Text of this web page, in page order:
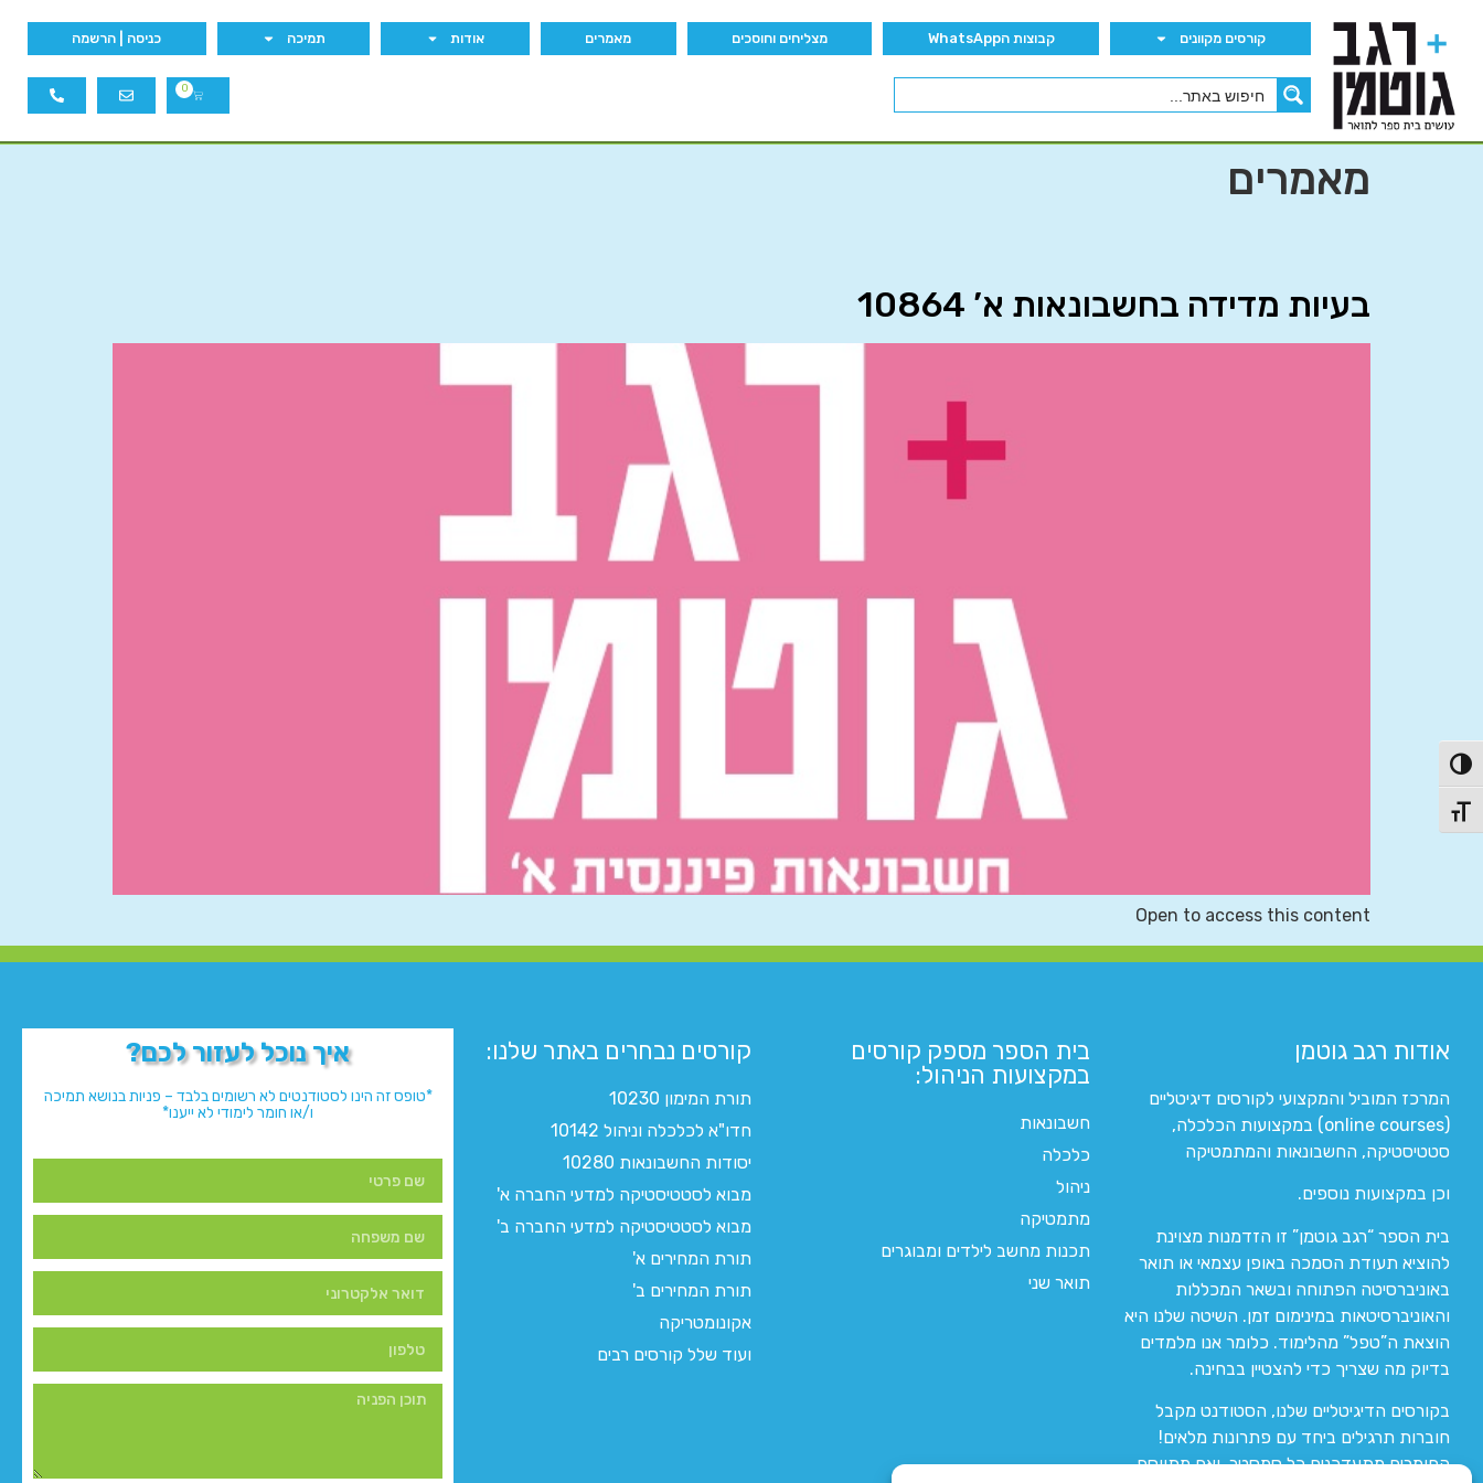
הפעל/כבה ניגודיות גבוהה
מתג גודל גופן
קורסים מקוונים קבוצות הWhatsApp מצליחים וחוסכים מאמרים אודות תמיכה כניסה | הרשמה
0
מאמרים
בעיות מדידה בחשבונאות א’ 10864
Open to access this content
אודות רגב גוטמן
המרכז המוביל והמקצועי לקורסים דיגיטליים
(online courses) במקצועות הכלכלה,
סטטיסטיקה, החשבונאות והמתמטיקה
וכן במקצועות נוספים.
בית הספר “רגב גוטמן” זו הזדמנות מצוינת
להוציא תעודת הסמכה באופן עצמאי או תואר
באוניברסיטה הפתוחה ובשאר המכללות
והאוניברסיטאות במינימום זמן. השיטה שלנו היא
הוצאת ה”טפל” מהלימוד. כלומר אנו מלמדים
בדיוק מה שצריך כדי להצטיין בבחינה.
בקורסים הדיגיטליים שלנו, הסטודנט מקבל
חוברות תרגילים ביחד עם פתרונות מלאים!
החומרים מתעדכנים כל סמסטר, ואם מתווסף
בית הספר מספק קורסים
במקצועות הניהול:
חשבונאות
כלכלה
ניהול
מתמטיקה
תכנות מחשב לילדים ומבוגרים
תואר שני
קורסים נבחרים באתר שלנו:​
תורת המימון 10230
חדו"א לכלכלה וניהול 10142
יסודות החשבונאות 10280
מבוא לסטטיסטיקה למדעי החברה א'
מבוא לסטטיסטיקה למדעי החברה ב'
תורת המחירים א'
תורת המחירים ב'
אקונומטריקה
ועוד שלל קורסים רבים
איך נוכל לעזור לכם?
*טופס זה הינו לסטודנטים לא רשומים בלבד – פניות בנושא תמיכה
ו/או חומר לימודי לא ייענו*